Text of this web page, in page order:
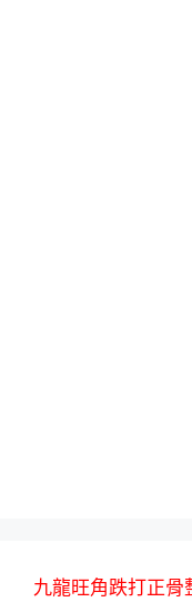
九龍旺角跌打正